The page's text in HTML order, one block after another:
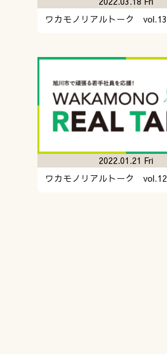
ワカモノリアルトーク vol.13
ワカモノリアルトーク vol.12
2022.01.21 Fri